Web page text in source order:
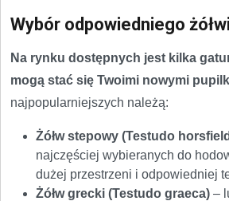
Wybór odpowiedniego
Na rynku dostępnych jest kilka
mogą stać się Twoimi nowymi
najpopularniejszych należą:
Żółw stepowy (Testudo
najczęściej wybieranych do
dużej przestrzeni i odpowiedniej
Żółw grecki (Testudo graeca) –